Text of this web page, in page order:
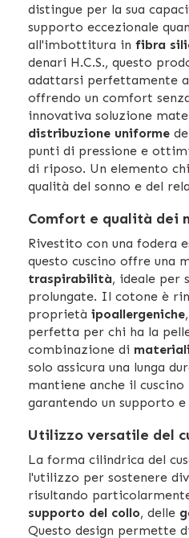
distingue per la sua
supporto eccezionale
all'imbottitura in fibra
denari H.C.S., questo
adattarsi perfettamente
offrendo un comfort
innovativa soluzione
distribuzione uniforme
punti di pressione e
di riposo. Un elemento
qualità del sonno e del
Comfort e qualità dei
Rivestito con una fodera
questo cuscino offre una
traspirabilità, ideale per
prolungate. Il cotone è
proprietà ipoallergeniche
perfetta per chi ha la
combinazione di
solo assicura una lunga
mantiene anche il
garantendo un supporto
Utilizzo versatile del
La forma cilindrica del
l'utilizzo per sostenere
risultando
supporto del collo, delle
Questo design permette